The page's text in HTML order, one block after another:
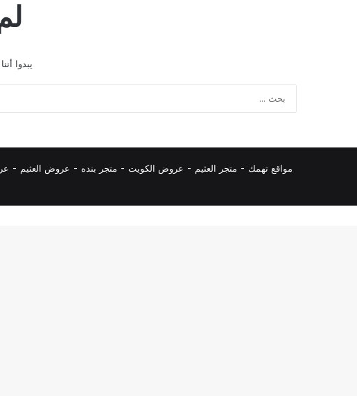
يبدوا
مواقع تهمك - متجر العثيم - عروض الكويت - متجر بنده - عروض العثيم -